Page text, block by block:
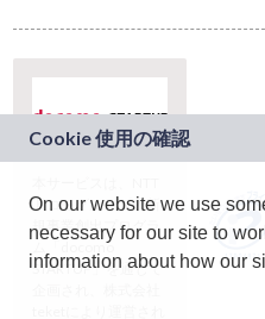
ドコモグループの新
規事業創出プログラ
ム「docomo
STARTUP」を通じて
On our website we use
necessary for our site to
information about how our